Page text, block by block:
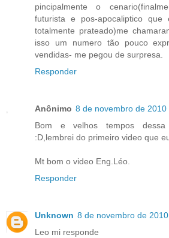
pincipalmente o
futurista e pos-apocaliptico
totalmente prateado)me
isso um numero tão pouco
vendidas- me pegou de surpresa.
Responder
Anônimo 8 de novembro de 2010
Bom e velhos tempos
:D,lembrei do primeiro video que
Mt bom o video Eng.Léo.
Responder
Unknown 8 de novembro de
Leo mi responde